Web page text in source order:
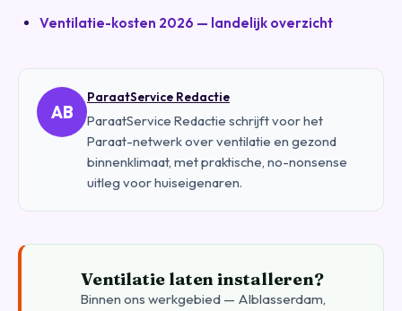
Ventilatie-kosten 2026 — landelijk overzicht
AB
ParaatService Redactie
ParaatService Redactie schrijft voor het
Paraat-netwerk over ventilatie en gezond
binnenklimaat, met praktische, no-nonsense
uitleg voor huiseigenaren.
Ventilatie laten installeren?
Binnen ons werkgebied — Alblasserdam,